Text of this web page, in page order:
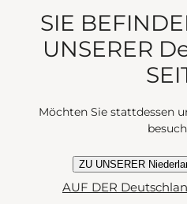
Ein Duft voller Verlangen
schwebt mit
augenzwinkernden
London bleibt ihre
SIE
UNSERER
Möchten Sie stattdessen
ZU
AUF DER